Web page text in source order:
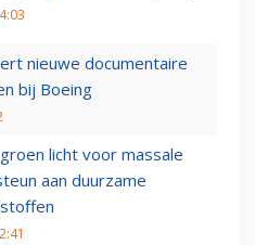
nieuwe documentaire
bij Boeing
licht voor massale
aan duurzame